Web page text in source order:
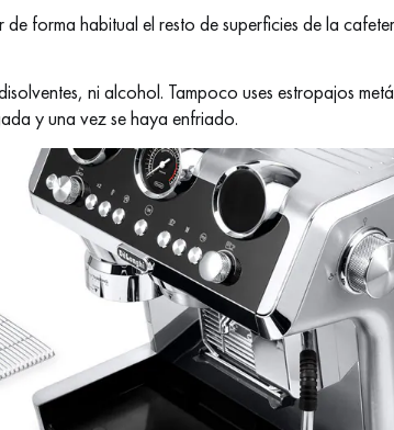
de forma habitual el resto de superficies de la
ni alcohol. Tampoco uses estropajos
y una vez se haya enfriado.